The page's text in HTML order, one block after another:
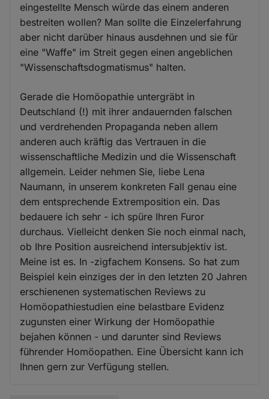
eingestellte Mensch würde das einem anderen
bestreiten wollen? Man sollte die Einzelerfahrung
aber nicht darüber hinaus ausdehnen und sie für
eine "Waffe" im Streit gegen einen angeblichen
"Wissenschaftsdogmatismus" halten.
Gerade die Homöopathie untergräbt in
Deutschland (!) mit ihrer andauernden falschen
und verdrehenden Propaganda neben allem
anderen auch kräftig das Vertrauen in die
wissenschaftliche Medizin und die Wissenschaft
allgemein. Leider nehmen Sie, liebe Lena
Naumann, in unserem konkreten Fall genau eine
dem entsprechende Extremposition ein. Das
bedauere ich sehr - ich spüre Ihren Furor
durchaus. Vielleicht denken Sie noch einmal nach,
ob Ihre Position ausreichend intersubjektiv ist.
Meine ist es. In -zigfachem Konsens. So hat zum
Beispiel kein einziges der in den letzten 20 Jahren
erschienenen systematischen Reviews zu
Homöopathiestudien eine belastbare Evidenz
zugunsten einer Wirkung der Homöopathie
bejahen können - und darunter sind Reviews
führender Homöopathen. Eine Übersicht kann ich
Ihnen gern zur Verfügung stellen.